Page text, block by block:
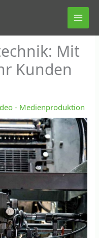
Mit
Kunden
- Medienproduktion